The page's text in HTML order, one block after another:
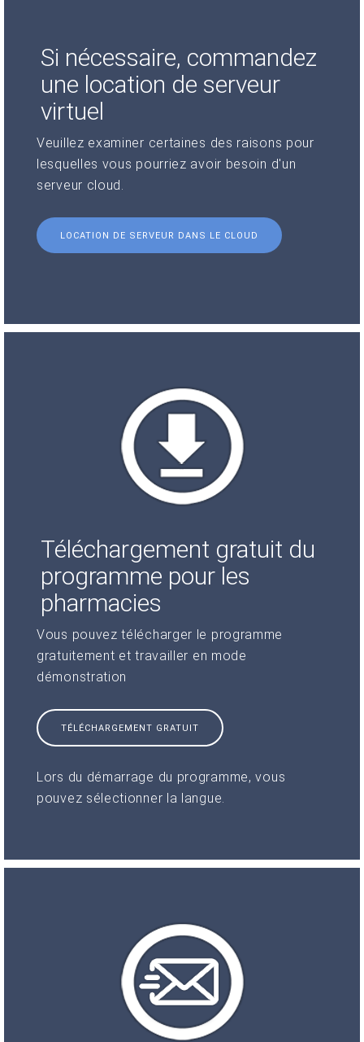
Si nécessaire, commandez
une location de serveur
virtuel
Veuillez examiner certaines des raisons pour
lesquelles vous pourriez avoir besoin d'un
serveur cloud.
LOCATION DE SERVEUR DANS LE CLOUD
Téléchargement gratuit du
programme pour les
pharmacies
Vous pouvez télécharger le programme
gratuitement et travailler en mode
démonstration
TÉLÉCHARGEMENT GRATUIT
Lors du démarrage du programme, vous
pouvez sélectionner la langue.